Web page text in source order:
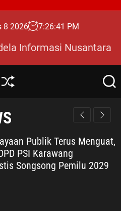
8 2026 7:26:43 PM
Informasi Nusantara
S
ff
S
r
Publik Terus Menguat,
PSI Karawang
Songsong Pemilu 2029